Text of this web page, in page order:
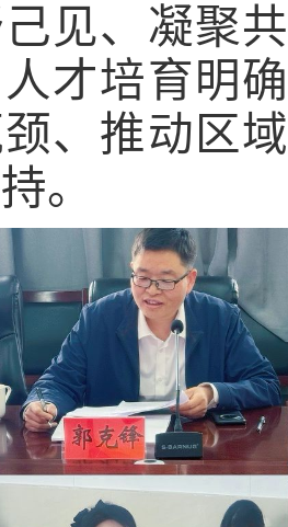
见、凝聚
才培育明
、推动区
。